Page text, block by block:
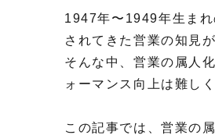
1947年〜1949年生ま
されてきた営業の知見
そんな中、営業の属人
ォーマンス向上は難し
この記事では、営業の